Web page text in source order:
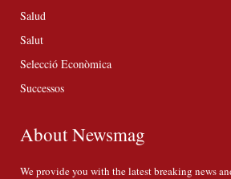
Salud
Salut
Selecció Econòmica
Successos
About Newsmag
We provide you with the latest breaking news